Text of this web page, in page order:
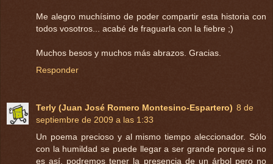
Me alegro muchísimo de poder compartir esta historia con
todos vosotros... acabé de fraguarla con la fiebre ;)
Muchos besos y muchos más abrazos. Gracias.
Responder
Terly (Juan José Romero Montesino-Espartero) 8 de
septiembre de 2009 a las 1:33
Un poema precioso y al mismo tiempo aleccionador. Sólo
con la humildad se puede llegar a ser grande porque si no
es así, podremos tener la presencia de un árbol pero no